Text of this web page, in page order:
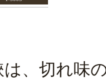
、切れ味